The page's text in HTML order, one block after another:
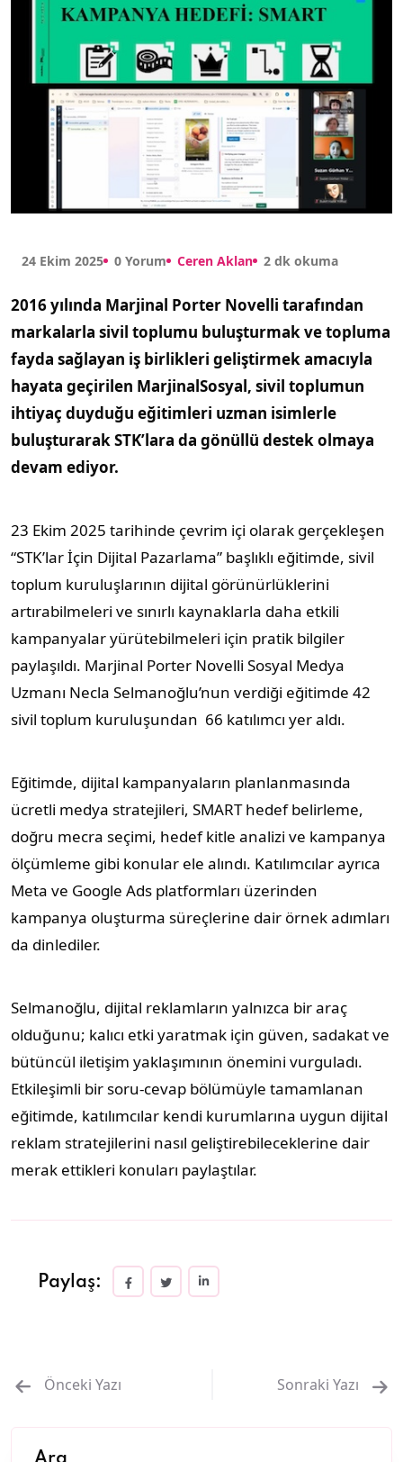
24 Ekim 2025 0 Yorum Ceren Aklan 2 dk okuma
2016 yılında Marjinal Porter Novelli tarafından
markalarla sivil toplumu buluşturmak ve topluma
fayda sağlayan iş birlikleri geliştirmek amacıyla
hayata geçirilen MarjinalSosyal, sivil toplumun
ihtiyaç duyduğu eğitimleri uzman isimlerle
buluşturarak STK’lara da gönüllü destek olmaya
devam ediyor.
23 Ekim 2025 tarihinde çevrim içi olarak gerçekleşen
“STK’lar İçin Dijital Pazarlama” başlıklı eğitimde, sivil
toplum kuruluşlarının dijital görünürlüklerini
artırabilmeleri ve sınırlı kaynaklarla daha etkili
kampanyalar yürütebilmeleri için pratik bilgiler
paylaşıldı. Marjinal Porter Novelli Sosyal Medya
Uzmanı Necla Selmanoğlu’nun verdiği eğitimde 42
sivil toplum kuruluşundan 66 katılımcı yer aldı.
Eğitimde, dijital kampanyaların planlanmasında
ücretli medya stratejileri, SMART hedef belirleme,
doğru mecra seçimi, hedef kitle analizi ve kampanya
ölçümleme gibi konular ele alındı. Katılımcılar ayrıca
Meta ve Google Ads platformları üzerinden
kampanya oluşturma süreçlerine dair örnek adımları
da dinlediler.
Selmanoğlu, dijital reklamların yalnızca bir araç
olduğunu; kalıcı etki yaratmak için güven, sadakat ve
bütüncül iletişim yaklaşımının önemini vurguladı.
Etkileşimli bir soru-cevap bölümüyle tamamlanan
eğitimde, katılımcılar kendi kurumlarına uygun dijital
reklam stratejilerini nasıl geliştirebileceklerine dair
merak ettikleri konuları paylaştılar.
Paylaş:
Önceki Yazı Sonraki Yazı